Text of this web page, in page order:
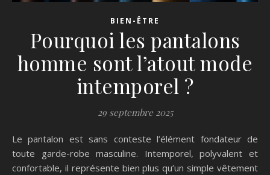
BIEN-ÊTRE
Pourquoi les pantalons
homme sont l’atout mode
intemporel ?
29 septembre 2025
Le pantalon est sans conteste l’élément fondateur de
toute garde-robe masculine. Intemporel, polyvalent et
confortable, il représente bien plus qu’un simple vêtement